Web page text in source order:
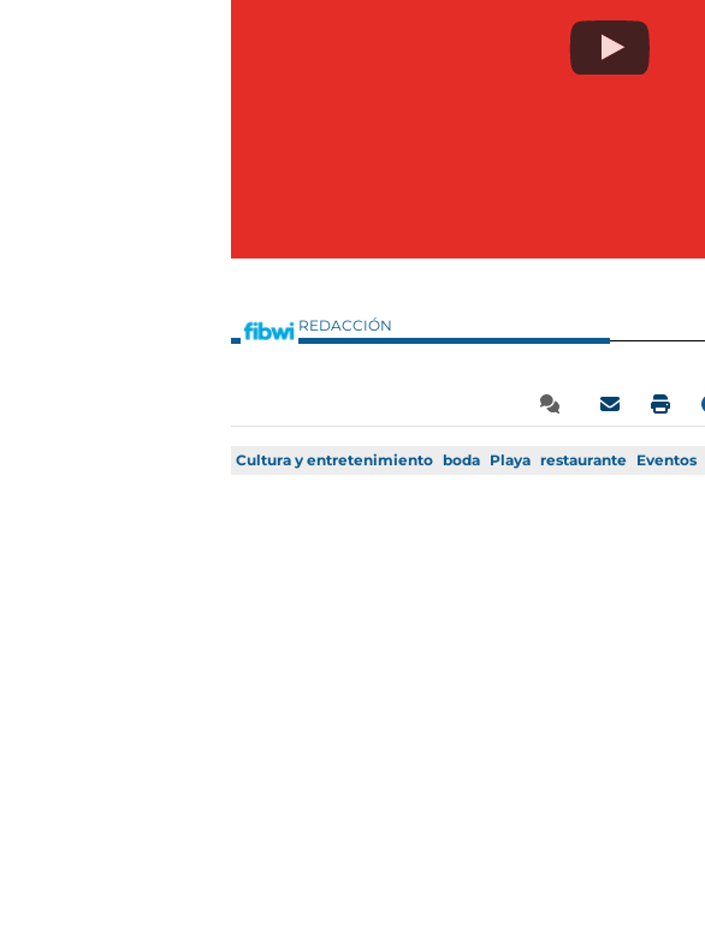
REDACCIÓN
Cultura y entretenimiento boda Playa restaurante Eventos